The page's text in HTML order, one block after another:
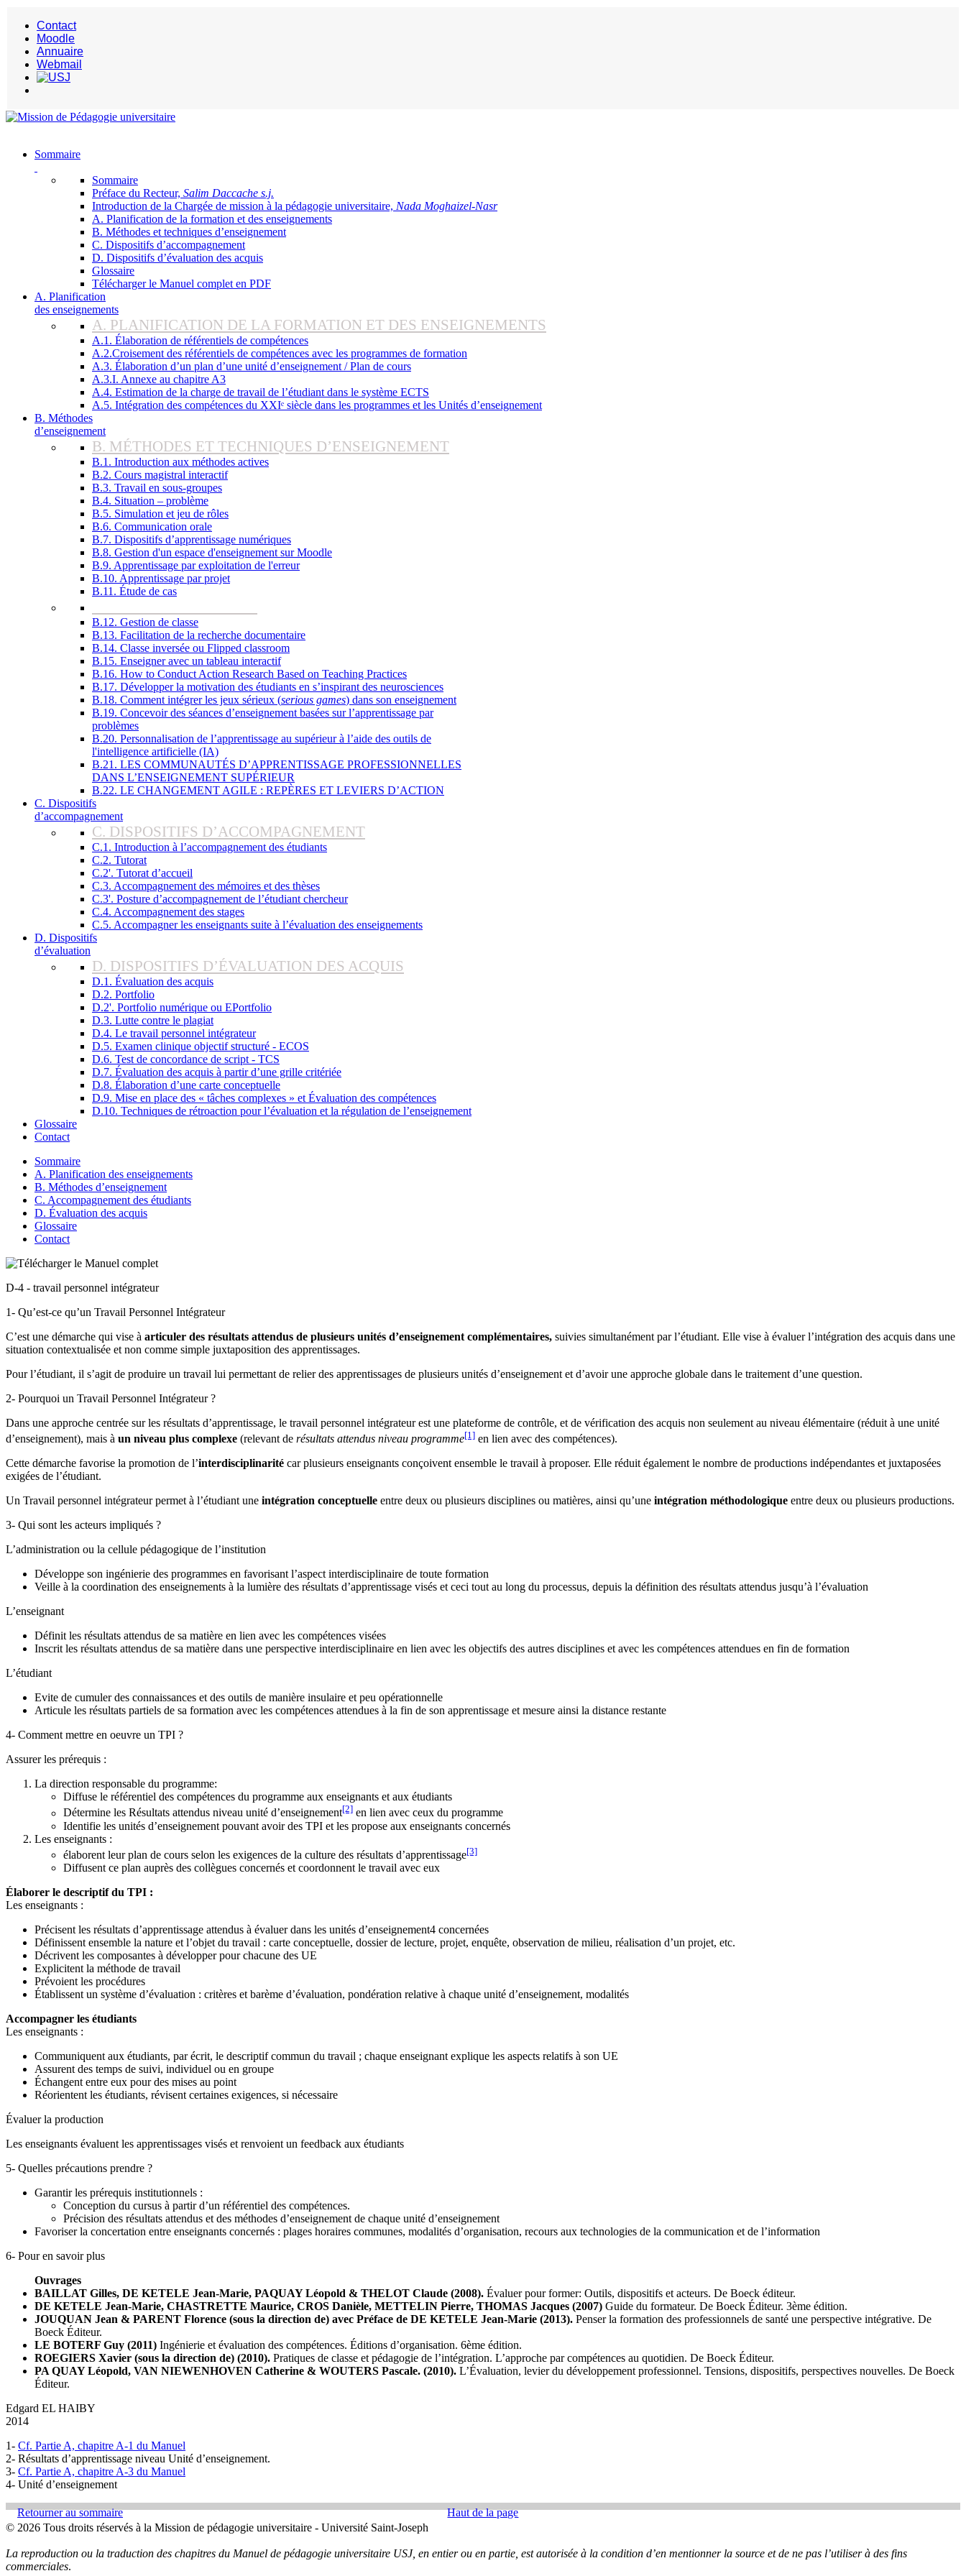
Contact
Moodle
Annuaire
Webmail
Sommaire
Sommaire
Préface du Recteur, Salim Daccache s.j.
Introduction de la Chargée de mission à la pédagogie universitaire, Nada Moghaizel-Nasr
A. Planification de la formation et des enseignements
B. Méthodes et techniques d’enseignement
C. Dispositifs d’accompagnement
D. Dispositifs d’évaluation des acquis
Glossaire
Télécharger le Manuel complet en PDF
A. Planification
des enseignements
A. PLANIFICATION DE LA FORMATION ET DES ENSEIGNEMENTS
A.1. Élaboration de référentiels de compétences
A.2.Croisement des référentiels de compétences avec les programmes de formation
A.3. Élaboration d’un plan d’une unité d’enseignement / Plan de cours
A.3.I. Annexe au chapitre A3
A.4. Estimation de la charge de travail de l’étudiant dans le système ECTS
A.5. Intégration des compétences du XXIᵉ siècle dans les programmes et les Unités d’enseignement
B. Méthodes
d’enseignement
B. MÉTHODES ET TECHNIQUES D’ENSEIGNEMENT
B.1. Introduction aux méthodes actives
B.2. Cours magistral interactif
B.3. Travail en sous-groupes
B.4. Situation – problème
B.5. Simulation et jeu de rôles
B.6. Communication orale
B.7. Dispositifs d’apprentissage numériques
B.8. Gestion d'un espace d'enseignement sur Moodle
B.9. Apprentissage par exploitation de l'erreur
B.10. Apprentissage par projet
B.11. Étude de cas
B.12. Gestion de classe
B.13. Facilitation de la recherche documentaire
B.14. Classe inversée ou Flipped classroom
B.15. Enseigner avec un tableau interactif
B.16. How to Conduct Action Research Based on Teaching Practices
B.17. Développer la motivation des étudiants en s’inspirant des neurosciences
B.18. Comment intégrer les jeux sérieux (serious games) dans son enseignement
B.19. Concevoir des séances d’enseignement basées sur l’apprentissage par
problèmes
B.20. Personnalisation de l’apprentissage au supérieur à l’aide des outils de
l'intelligence artificielle (IA)
B.21. LES COMMUNAUTÉS D’APPRENTISSAGE PROFESSIONNELLES
DANS L’ENSEIGNEMENT SUPÉRIEUR
B.22. LE CHANGEMENT AGILE : REPÈRES ET LEVIERS D’ACTION
C. Dispositifs
d’accompagnement
C. DISPOSITIFS D’ACCOMPAGNEMENT
C.1. Introduction à l’accompagnement des étudiants
C.2. Tutorat
C.2'. Tutorat d’accueil
C.3. Accompagnement des mémoires et des thèses
C.3'. Posture d’accompagnement de l’étudiant chercheur
C.4. Accompagnement des stages
C.5. Accompagner les enseignants suite à l’évaluation des enseignements
D. Dispositifs
d’évaluation
D. DISPOSITIFS D’ÉVALUATION DES ACQUIS
D.1. Évaluation des acquis
D.2. Portfolio
D.2'. Portfolio numérique ou EPortfolio
D.3. Lutte contre le plagiat
D.4. Le travail personnel intégrateur
D.5. Examen clinique objectif structuré - ECOS
D.6. Test de concordance de script - TCS
D.7. Évaluation des acquis à partir d’une grille critériée
D.8. Élaboration d’une carte conceptuelle
D.9. Mise en place des « tâches complexes » et Évaluation des compétences
D.10. Techniques de rétroaction pour l’évaluation et la régulation de l’enseignement
Glossaire
Contact
Sommaire
A. Planification des enseignements
B. Méthodes d’enseignement
C. Accompagnement des étudiants
D. Évaluation des acquis
Glossaire
Contact
D-4 - travail personnel intégrateur
1- Qu’est-ce qu’un Travail Personnel Intégrateur
C’est une démarche qui vise à articuler des résultats attendus de plusieurs unités d’enseignement complémentaires, suivies simultanément par l’étudiant. Elle vise à évaluer l’intégration des acquis dans une
situation contextualisée et non comme simple juxtaposition des apprentissages.
Pour l’étudiant, il s’agit de produire un travail lui permettant de relier des apprentissages de plusieurs unités d’enseignement et d’avoir une approche globale dans le traitement d’une question.
2- Pourquoi un Travail Personnel Intégrateur ?
Dans une approche centrée sur les résultats d’apprentissage, le travail personnel intégrateur est une plateforme de contrôle, et de vérification des acquis non seulement au niveau élémentaire (réduit à une unité
d’enseignement), mais à un niveau plus complexe (relevant de résultats attendus niveau programme[1] en lien avec des compétences).
Cette démarche favorise la promotion de l’interdisciplinarité car plusieurs enseignants conçoivent ensemble le travail à proposer. Elle réduit également le nombre de productions indépendantes et juxtaposées
exigées de l’étudiant.
Un Travail personnel intégrateur permet à l’étudiant une intégration conceptuelle entre deux ou plusieurs disciplines ou matières, ainsi qu’une intégration méthodologique entre deux ou plusieurs productions.
3- Qui sont les acteurs impliqués ?
L’administration ou la cellule pédagogique de l’institution
Développe son ingénierie des programmes en favorisant l’aspect interdisciplinaire de toute formation
Veille à la coordination des enseignements à la lumière des résultats d’apprentissage visés et ceci tout au long du processus, depuis la définition des résultats attendus jusqu’à l’évaluation
L’enseignant
Définit les résultats attendus de sa matière en lien avec les compétences visées
Inscrit les résultats attendus de sa matière dans une perspective interdisciplinaire en lien avec les objectifs des autres disciplines et avec les compétences attendues en fin de formation
L’étudiant
Evite de cumuler des connaissances et des outils de manière insulaire et peu opérationnelle
Articule les résultats partiels de sa formation avec les compétences attendues à la fin de son apprentissage et mesure ainsi la distance restante
4- Comment mettre en oeuvre un TPI ?
Assurer les prérequis :
La direction responsable du programme:
Diffuse le référentiel des compétences du programme aux enseignants et aux étudiants
Détermine les Résultats attendus niveau unité d’enseignement[2] en lien avec ceux du programme
Identifie les unités d’enseignement pouvant avoir des TPI et les propose aux enseignants concernés
Les enseignants :
élaborent leur plan de cours selon les exigences de la culture des résultats d’apprentissage[3]
Diffusent ce plan auprès des collègues concernés et coordonnent le travail avec eux
Élaborer le descriptif du TPI :
Les enseignants :
Précisent les résultats d’apprentissage attendus à évaluer dans les unités d’enseignement4 concernées
Définissent ensemble la nature et l’objet du travail : carte conceptuelle, dossier de lecture, projet, enquête, observation de milieu, réalisation d’un projet, etc.
Décrivent les composantes à développer pour chacune des UE
Explicitent la méthode de travail
Prévoient les procédures
Établissent un système d’évaluation : critères et barème d’évaluation, pondération relative à chaque unité d’enseignement, modalités
Accompagner les étudiants
Les enseignants :
Communiquent aux étudiants, par écrit, le descriptif commun du travail ; chaque enseignant explique les aspects relatifs à son UE
Assurent des temps de suivi, individuel ou en groupe
Échangent entre eux pour des mises au point
Réorientent les étudiants, révisent certaines exigences, si nécessaire
Évaluer la production
Les enseignants évaluent les apprentissages visés et renvoient un feedback aux étudiants
5- Quelles précautions prendre ?
Garantir les prérequis institutionnels :
Conception du cursus à partir d’un référentiel des compétences.
Précision des résultats attendus et des méthodes d’enseignement de chaque unité d’enseignement
Favoriser la concertation entre enseignants concernés : plages horaires communes, modalités d’organisation, recours aux technologies de la communication et de l’information
6- Pour en savoir plus
Ouvrages
BAILLAT Gilles, DE KETELE Jean-Marie, PAQUAY Léopold & THELOT Claude (2008). Évaluer pour former: Outils, dispositifs et acteurs. De Boeck éditeur.
DE KETELE Jean-Marie, CHASTRETTE Maurice, CROS Danièle, METTELIN Pierre, THOMAS Jacques (2007) Guide du formateur. De Boeck Éditeur. 3ème édition.
JOUQUAN Jean & PARENT Florence (sous la direction de) avec Préface de DE KETELE Jean-Marie (2013). Penser la formation des professionnels de santé une perspective intégrative. De
Boeck Éditeur.
LE BOTERF Guy (2011) Ingénierie et évaluation des compétences. Éditions d’organisation. 6ème édition.
ROEGIERS Xavier (sous la direction de) (2010). Pratiques de classe et pédagogie de l’intégration. L’approche par compétences au quotidien. De Boeck Éditeur.
PA QUAY Léopold, VAN NIEWENHOVEN Catherine & WOUTERS Pascale. (2010). L’Évaluation, levier du développement professionnel. Tensions, dispositifs, perspectives nouvelles. De Boeck
Éditeur.
Edgard EL HAIBY
2014
1- Cf. Partie A, chapitre A-1 du Manuel
2- Résultats d’apprentissage niveau Unité d’enseignement.
3- Cf. Partie A, chapitre A-3 du Manuel
4- Unité d’enseignement
Retourner au sommaire
Haut de la page
© 2026 Tous droits réservés à la Mission de pédagogie universitaire - Université Saint-Joseph
La reproduction ou la traduction des chapitres du Manuel de pédagogie universitaire USJ, en entier ou en partie, est autorisée à la condition d’en mentionner la source et de ne pas l’utiliser à des fins
commerciales.